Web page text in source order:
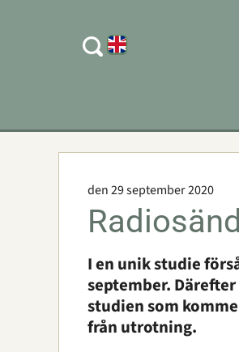
den 29 september 2020
I en unik studie
september.
studien som
från utrotning.